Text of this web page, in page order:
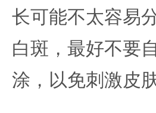
长可能不太容易
白斑，最好不要
涂，以免刺激皮